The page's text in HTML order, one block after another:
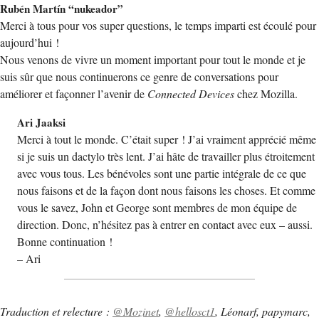
Rubén Martín “nukeador”
Merci à tous pour vos super questions, le temps imparti est écoulé pour
aujourd’hui !
Nous venons de vivre un moment important pour tout le monde et je
suis sûr que nous continuerons ce genre de conversations pour
améliorer et façonner l’avenir de Connected Deviceschez Mozilla.
Ari Jaaksi
Merci à tout le monde. C’était super ! J’ai vraiment apprécié même
si je suis un dactylo très lent. J’ai hâte de travailler plus étroitement
avec vous tous. Les bénévoles sont une partie intégrale de ce que
nous faisons et de la façon dont nous faisons les choses. Et comme
vous le savez, John et George sont membres de mon équipe de
direction. Donc, n’hésitez pas à entrer en contact avec eux – aussi.
Bonne continuation !
– Ari
Traduction et relecture : @Mozinet, @hellosct1, Léonarf, papymarc,